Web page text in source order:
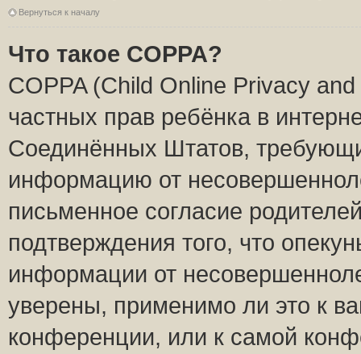
Вернуться к началу
Что такое COPPA?
COPPA (Child Online Privacy
частных прав ребёнка в
Соединённых Штатов,
информацию от
письменное согласие
подтверждения того, что
информации от
уверены, применимо ли это к
конференции, или к самой